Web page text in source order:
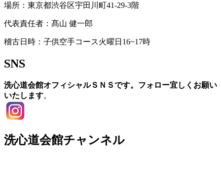
場所：東京都渋谷区宇田川町41-29-3階
代表責任者：髙山 健一郎
稽古日時：子供空手コース火曜日16~17時
SNS
洗心道会館オフィシャルＳＮＳです。フォロー宜しくお願い
いたします。
洗心道会館チャンネル